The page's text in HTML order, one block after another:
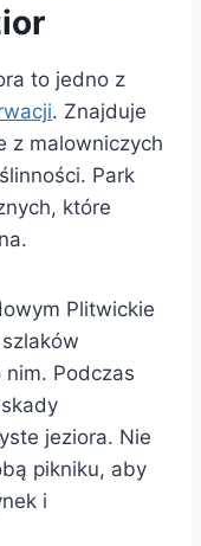
to jedno z
. Znajduje
z malowniczych
Park
które
Plitwickie
Podczas
jeziora. Nie
pikniku, aby
i